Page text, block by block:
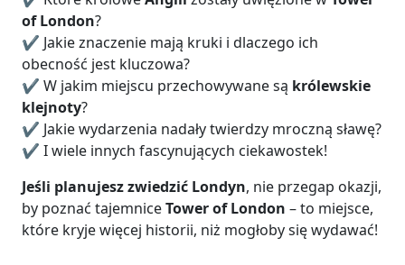
of London?
✔️ Jakie znaczenie mają kruki i dlaczego ich
obecność jest kluczowa?
✔️ W jakim miejscu przechowywane są królewskie
klejnoty?
✔️ Jakie wydarzenia nadały twierdzy mroczną sławę?
✔️ I wiele innych fascynujących ciekawostek!
Jeśli planujesz zwiedzić Londyn, nie przegap okazji,
by poznać tajemniceTower of London – to miejsce,
które kryje więcej historii, niż mogłoby się wydawać!